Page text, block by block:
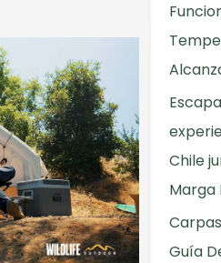
Chile
Marga
Guía